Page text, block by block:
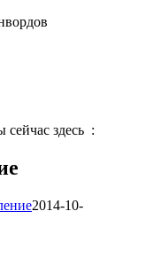
сейчас здесь :
2014-10-